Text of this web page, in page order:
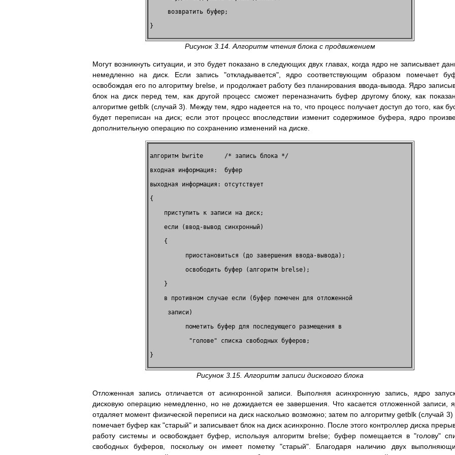
     возвратить буфер;
}
Рисунок 3.14. Алгоритм чтения блока с продвижением
Могут возникнуть ситуации, и это будет показано в следующих двух главах, когда ядро не записывает
немедленно на диск. Если запись "откладывается", ядро соответствующим образом помечает
освобождая его по алгоритму brelse, и продолжает работу без планирования ввода-вывода. Ядро
блок на диск перед тем, как другой процесс сможет переназначить буфер другому блоку, как
алгоритме getblk (случай 3). Между тем, ядро надеется на то, что процесс получает доступ до того, как
будет переписан на диск; если этот процесс впоследствии изменит содержимое буфера, ядро
дополнительную операцию по сохранению изменений на диске.
алгоритм bwrite      /* запись блока */
входная информация:  буфер
выходная информация: отсутствует
{
    приступить к записи на диск;
    если (ввод-вывод синхронный)
    {
          приостановиться (до завершения ввода-вывода);
          освободить буфер (алгоритм brelse);
    }
    в противном случае если (буфер помечен для отложенной
     записи)
          пометить буфер для последующего размещения в
           "голове" списка свободных буферов;
}
Рисунок 3.15. Алгоритм записи дискового блока
Отложенная запись отличается от асинхронной записи. Выполняя асинхронную запись, ядро
дисковую операцию немедленно, но не дожидается ее завершения. Что касается отложенной записи,
отдаляет момент физической переписи на диск насколько возможно; затем по алгоритму getblk (случай 3)
помечает буфер как "старый" и записывает блок на диск асинхронно. После этого контроллер диска
работу системы и освобождает буфер, используя алгоритм brelse; буфер помещается в "голову"
свободных буферов, поскольку он имеет пометку "старый". Благодаря наличию двух